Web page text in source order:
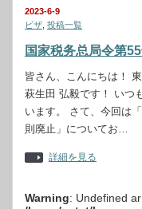
2023-6-9
ビザ 投稿一覧
国家税务总局令第
皆さん、こんにちは！
萩生田 弘毅です！ いつ
います。 さて、今回は
則廃止」についてお…
詳細を見る
Warning: Undefined